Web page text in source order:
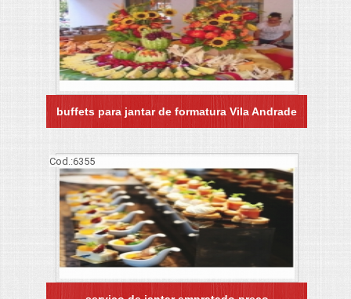
buffets para jantar de formatura Vila Andrade
Cod.:6355